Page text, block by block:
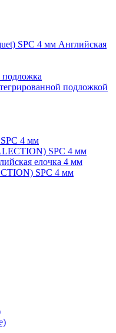
SPC 4 мм Английская
подложка
подложкой
4 мм
SPC 4 мм
елочка 4 мм
SPC 4 мм